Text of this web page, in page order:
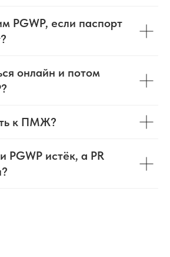
PGWP, если паспорт
онлайн и потом
к ПМЖ?
PGWP истёк, а PR